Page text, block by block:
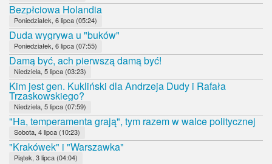
Bezpłciowa Holandia
Poniedziałek, 6 lipca (05:24)
Duda wygrywa u "buków"
Poniedziałek, 6 lipca (07:55)
Damą być, ach pierwszą damą być!
Niedziela, 5 lipca (03:23)
Kim jest gen. Kukliński dla Andrzeja Dudy i Rafała
Trzaskowskiego?
Niedziela, 5 lipca (07:59)
"Ha, temperamenta grają", tym razem w walce politycznej
Sobota, 4 lipca (10:23)
"Krakówek" i "Warszawka"
Piątek, 3 lipca (04:04)